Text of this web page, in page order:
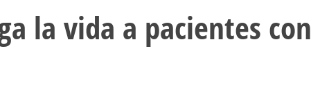
la vida a pacientes con